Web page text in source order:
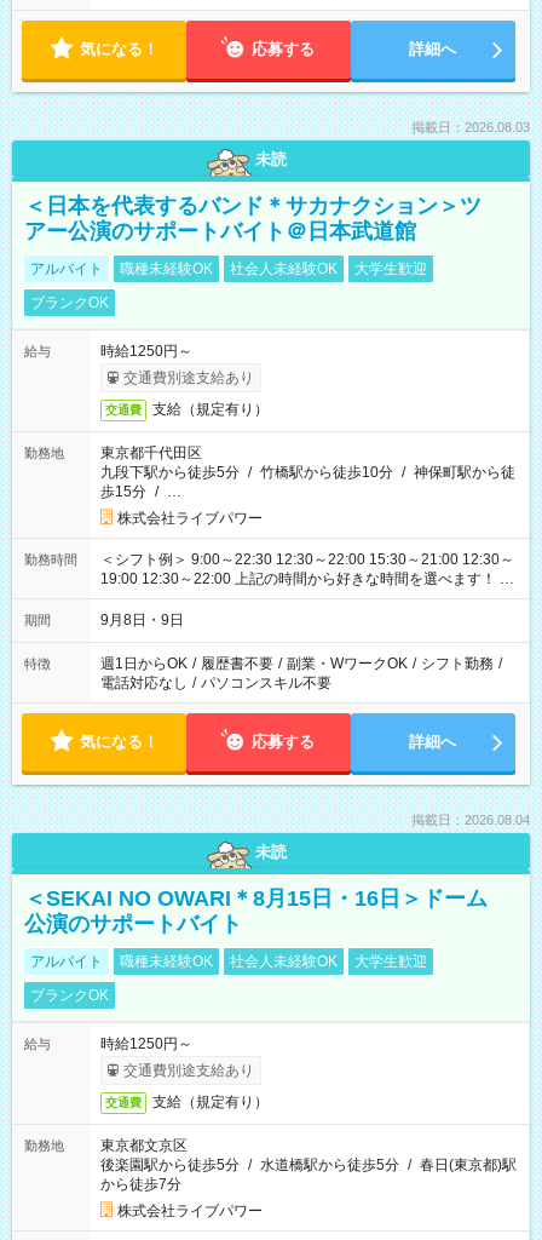
気になる！ 応募する 詳細へ
掲載日：2026.08.03
未読
＜日本を代表するバンド＊サカナクション＞ツ
アー公演のサポートバイト＠日本武道館
アルバイト 職種未経験OK 社会人未経験OK
大学生歓迎
ブランクOK
給与
時給1250円～
交通費別途支給あり
交通費 支給（規定有り）
勤務地
東京都千代田区
九段下駅から徒歩5分 / 竹橋駅から徒歩10分 / 神保町駅から徒
歩15分 / …
株式会社ライブパワー
勤務時間
＜シフト例＞ 9:00～22:30 12:30～22:00 15:30～21:00 12:30～
19:00 12:30～22:00 上記の時間から好きな時間を選べます！ ※
時間は変更となる可能性があります
期間 9月8日・9日
特徴 週1日からOK / 履歴書不要 / 副業・WワークOK / シフト勤務 /
電話対応なし / パソコンスキル不要
気になる！ 応募する 詳細へ
掲載日：2026.08.04
未読
＜SEKAI NO OWARI＊8月15日・16日＞ドーム
公演のサポートバイト
アルバイト 職種未経験OK 社会人未経験OK
大学生歓迎
ブランクOK
給与
時給1250円～
交通費別途支給あり
交通費 支給（規定有り）
勤務地
東京都文京区
後楽園駅から徒歩5分 / 水道橋駅から徒歩5分 / 春日(東京都)駅
から徒歩7分
株式会社ライブパワー